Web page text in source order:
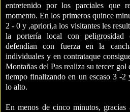
entretenido por los parciales que
momento. En los primeros quince
2 - 0 y ,apriori,a los visitantes les
la portería local con peligrosidad
defendían con fuerza en la
individuales y en contrataque
Montañas del Pas realiza su tercer
tiempo finalizando en un escaso 3 -2
lo alto.
En menos de cinco minutos,